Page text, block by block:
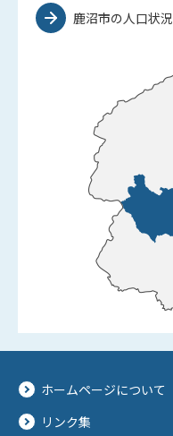
鹿沼市の人口状況
ホームページについて
リンク集